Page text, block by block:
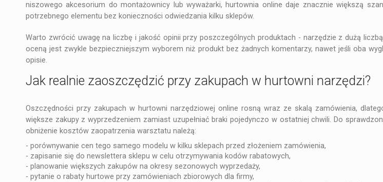
niszowego akcesorium do montażownicy lub wyważarki, hurtownia online daje znacznie większą
potrzebnego elementu bez konieczności odwiedzania kilku sklepów.
Warto zwrócić uwagę na liczbę i jakość opinii przy poszczególnych produktach - narzędzie z dużą
oceną jest zwykle bezpieczniejszym wyborem niż produkt bez żadnych komentarzy, nawet jeśli oba
opisie.
Jak realnie zaoszczędzić przy zakupach w hurtowni narzędzi?
Oszczędności przy zakupach w hurtowni narzędziowej online rosną wraz ze skalą zamówienia,
większe zakupy z wyprzedzeniem zamiast uzupełniać braki pojedynczo w ostatniej chwili. Do
obniżenie kosztów zaopatrzenia warsztatu należą:
- porównywanie cen tego samego modelu w kilku sklepach przed złożeniem zamówienia,
- zapisanie się do newslettera sklepu w celu otrzymywania kodów rabatowych,
- planowanie większych zakupów na okresy sezonowych wyprzedaży,
- pytanie o rabaty hurtowe przy zamówieniach zbiorowych dla firmy,